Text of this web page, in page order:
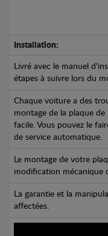
Installation:
Livré avec le manuel
étapes à suivre lors du
Chaque voiture a des
montage de la plaque
facile. Vous pouvez le
de service automatique.
Le montage de votre
modification mécanique
La garantie et la
affectées.